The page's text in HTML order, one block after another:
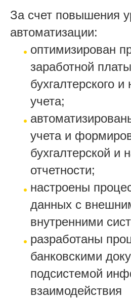
За счет повышения
автоматизации:
оптимизирован
заработной
бухгалтерского и
учета;
учета и
бухгалтерской и
отчетности;
настроены
данных с
внутренними
разработаны
банковскими
подсистемой
взаимодействия